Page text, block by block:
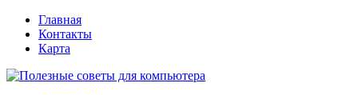
Главная
Контакты
Карта